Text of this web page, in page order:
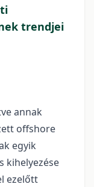
trendjei
annak
offshore
egyik
kihelyezése
ezelőtt